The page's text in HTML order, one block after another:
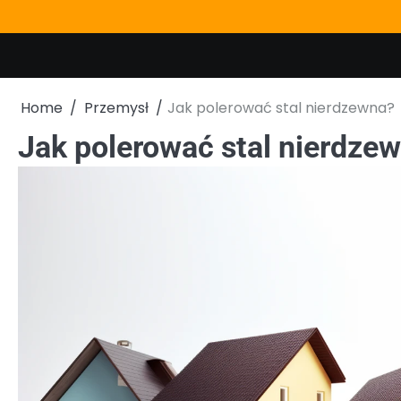
to
Home Przemysł Jak polerować stal nierdzewna?
Jak polerować stal